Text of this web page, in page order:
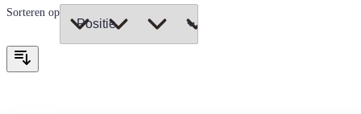
Sorteren op